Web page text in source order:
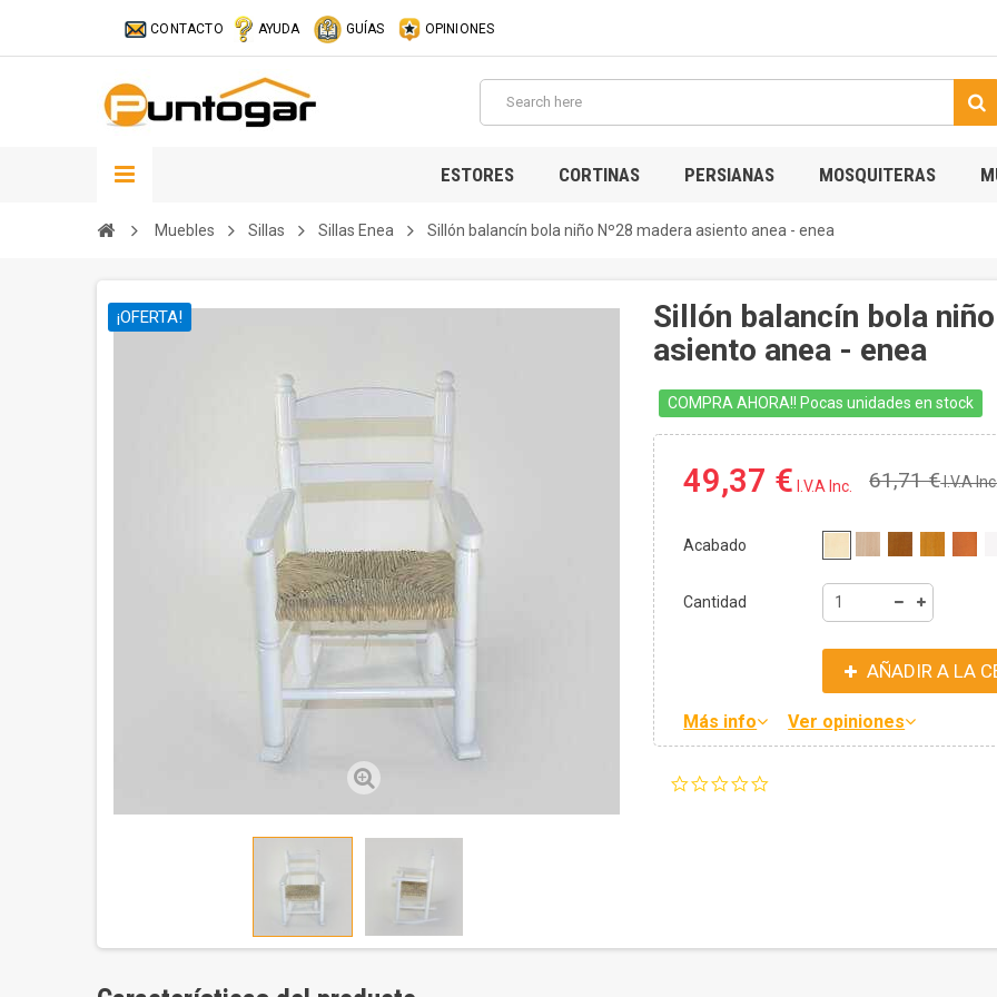
CONTACTO AYUDA GUÍAS OPINIONES
ESTORES CORTINAS PERSIANAS MOSQUITERAS
Muebles Sillas Sillas Enea Sillón balancín bola niño Nº28 madera asiento anea - enea
¡OFERTA!
Sillón balancín bola
asiento anea - enea
COMPRA AHORA!! Pocas unidades en stock
49,37 € I.V.A Inc. 61,71 €I.V.A
Acabado
Cantidad
AÑADIR A LA
Más info Ver opiniones